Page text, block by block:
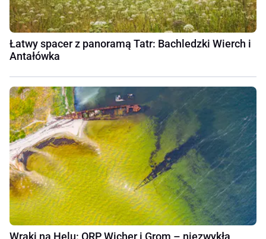
Łatwy spacer z panoramą Tatr: Bachledzki Wierch i
Antałówka
Wraki na Helu: ORP Wicher i Grom – niezwykła